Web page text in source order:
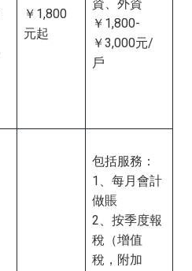
￥1,800
元起
資、外資
￥1,800-
￥3,000元/
戶
包括服務：
1、每月會計
做賬
2、按季度報
稅（增值
稅，附加